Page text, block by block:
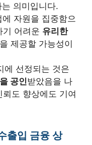
의미입니다.
에 자원을 집중함으
기 어려운 유리한
을 제공할 가능성이
에 선정되는 것은
공인받았음을 나
도 향상에도 기여
출입 금융 상